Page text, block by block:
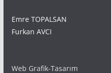
Emre TOPALSAN
Furkan AVCI
Web Grafik-Tasarım